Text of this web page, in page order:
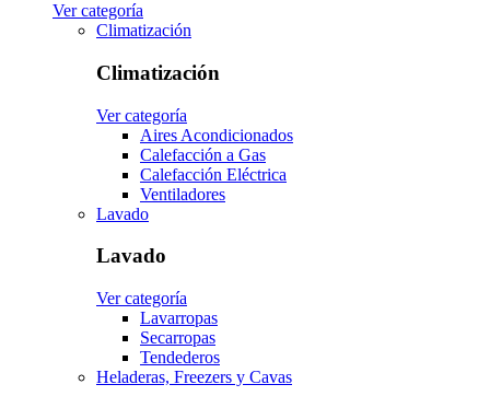
Ver categoría
Climatización
Climatización
Ver categoría
Aires Acondicionados
Calefacción a Gas
Calefacción Eléctrica
Ventiladores
Lavado
Lavado
Ver categoría
Lavarropas
Secarropas
Tendederos
Heladeras, Freezers y Cavas